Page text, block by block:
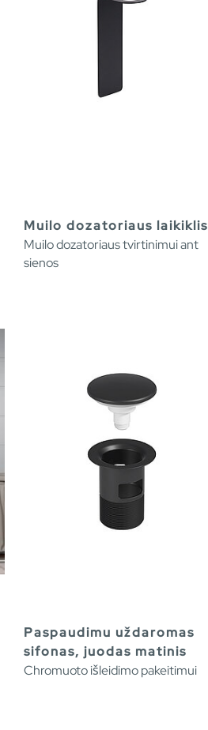
Muilo dozatoriaus laikiklis
Muilo dozatoriaus tvirtinimui ant
sienos
Paspaudimu uždaromas
sifonas, juodas matinis
Chromuoto išleidimo pakeitimui